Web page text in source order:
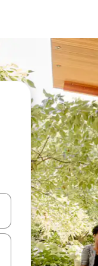
tai